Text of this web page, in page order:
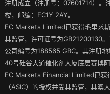
注册成立（注册号：07601714）。
楼，邮编：EC1Y 2AY。
EC Markets Limited已获得毛里求
其监管，许可证号为GB21200130
公司编号为188565 GBC。其注册
40号硅谷大道催化剂大厦底层赛博
EC Markets Financial Limited已获
（ASIC）的授权并受其监管，其澳